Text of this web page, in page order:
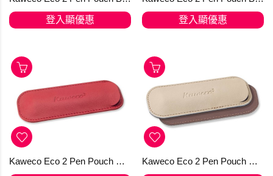
登入顯優惠 登入顯優惠
Kaweco Eco 2 Pen Pouch Chilli Pepper for SPORT Kaweco Eco 2 Pen Pouch Creamy Espresso for SPORT